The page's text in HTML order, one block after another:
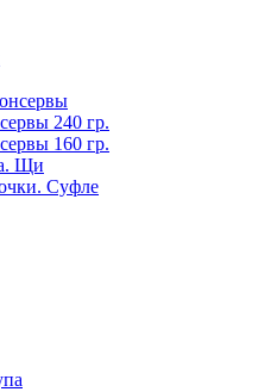
240 гр.
160 гр.
Щи
Суфле